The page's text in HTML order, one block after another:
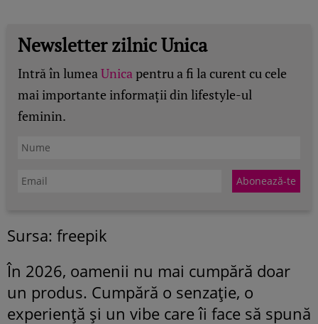
Newsletter zilnic Unica
Intră în lumeaUnicapentru a fi la curent cu cele
mai importante informații din lifestyle-ul
feminin.
Sursa: freepik
În 2026, oamenii nu mai cumpără doar
un produs. Cumpără o senzație, o
experiență și un vibe care îi face să spună